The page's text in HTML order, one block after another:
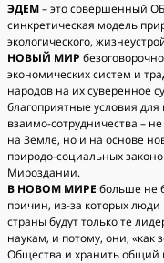
ЭДЕМ– это совершенный
синкретическая модель
экологического,
НОВЫЙ МИР
экономических систем и
народов на их суверенное
благоприятные условия
взаимо-сотрудничества –
на Земле, но и на основе
природо-социальных
Мироздании.
В НОВОМ МИРЕ больше не
причин, из-за которых
страны будут только те
наукам, и потому, они, «как
Общества и хранить общий